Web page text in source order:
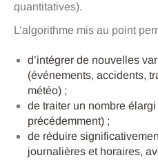
quantitatives).
L’algorithme mis au point
d’intégrer de nouvelles
(événements, accidents,
météo) ;
de traiter un nombre
précédemment) ;
de réduire
journalières et horaires,